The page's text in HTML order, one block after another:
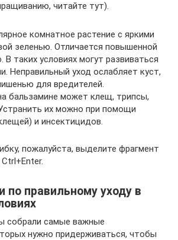
читайте тут).
комнатное растение с яркими
зеленью. Отличается повышенной
таких условиях могут развиваться
Неправильный уход ослабляет куст,
для вредителей.
бальзамине может клещ, трипсы,
их можно при помощи
и инсектицидов.
пожалуйста, выделите фрагмент
по правильному уходу в
собрали самые важные
нужно придерживаться, чтобы